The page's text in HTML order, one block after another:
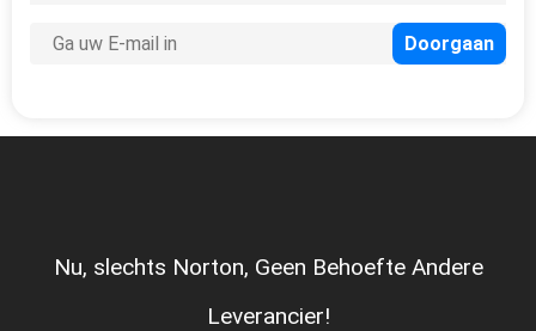
Nu, slechts Norton, Geen Behoefte Andere
Leverancier!